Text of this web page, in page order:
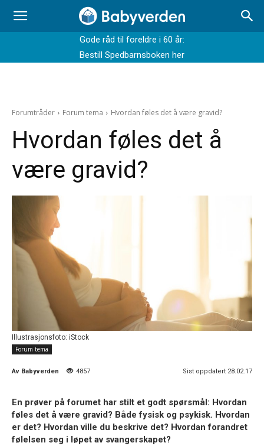
Gode råd til foreldre i 60 år:
Bestill Spedbarnsboken her
Forumtråder Forum tema Hvordan føles det å være gravid?
Hvordan føles det å
være gravid?
Illustrasjonsfoto: iStock
Forum tema
Av Babyverden 4857 Sist oppdatert 28.02.17
En prøver på forumet har stilt et godt spørsmål: Hvordan
føles det å være gravid? Både fysisk og psykisk. Hvordan
er det? Hvordan ville du beskrive det? Hvordan forandret
følelsen seg i løpet av svangerskapet?